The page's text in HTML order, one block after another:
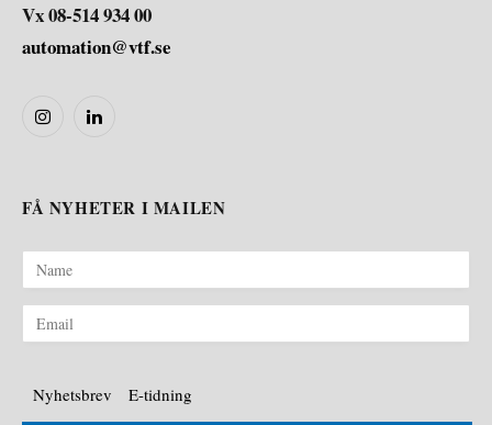
Vx 08-514 934 00
automation@vtf.se
InstagramLinkedIn
FÅ NYHETER I MAILEN
Nyhetsbrev E-tidning